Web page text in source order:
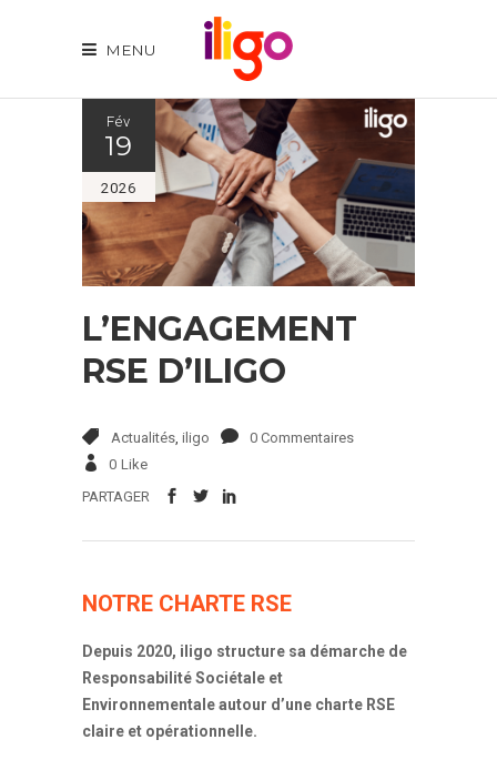
MENU
Fév
19
2026
L’ENGAGEMENT
RSE D’ILIGO
Actualités iligo
0 Commentaires
0 Like
PARTAGER
NOTRE CHARTE RSE
Depuis 2020, iligo structure sa démarche de
Responsabilité Sociétale et
Environnementale autour d’une charte RSE
claire et opérationnelle.